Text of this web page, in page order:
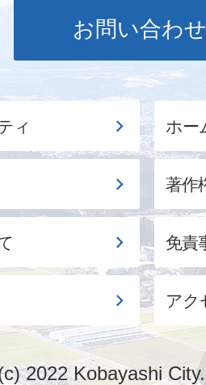
お問い合わせ
ィ ホー
著作
免責
アク
2022 Kobayashi